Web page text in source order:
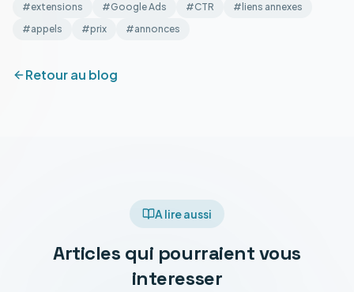
#extensions #Google Ads #CTR # liens annexes
#appels #prix #annonces
Retour au blog
A lire aussi
Articles qui pourraient vous
interesser